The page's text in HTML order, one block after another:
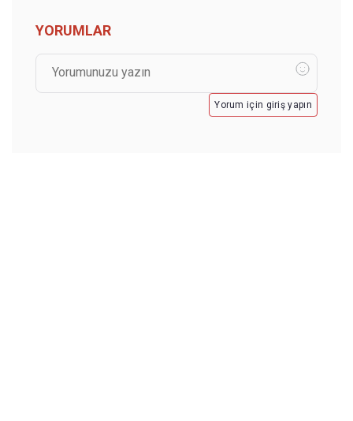
YORUMLAR
Yorum için giriş yapın